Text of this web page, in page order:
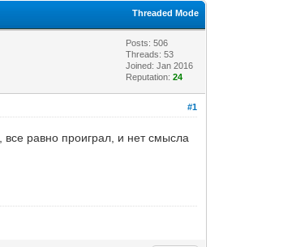
Threaded Mode
Posts: 506
Threads: 53
Joined: Jan 2016
Reputation:24
#1
все равно проиграл, и нет смысла